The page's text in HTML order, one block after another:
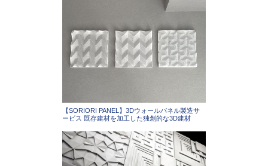
【SORIORI PANEL】3Dウォールパネル製造サ
ービス 既存建材を加工した独創的な3D建材